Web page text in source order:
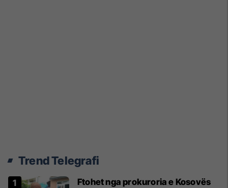
Trend Telegrafi
Ftohet nga prokuroria e Kosovës